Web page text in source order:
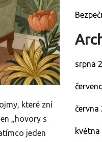
které zní
„hovory s
jeden
srpna
června
května